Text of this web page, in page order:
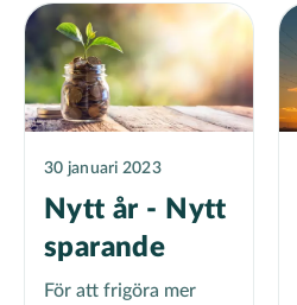
30 januari 2023
Nytt år - Nytt
sparande
För att frigöra mer